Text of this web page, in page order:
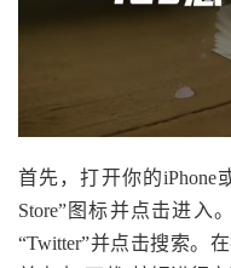
首先，打开你的iPhone
Store”图标并点击进入
“Twitter”并点击搜索。